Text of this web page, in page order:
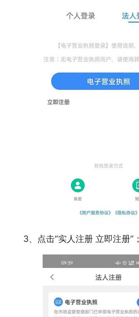
3、点击“实人注册 立即注册”；